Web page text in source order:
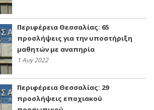
Περιφέρεια Θεσσαλίας: 65
προσλήψεις για την υποστήριξη
μαθητών με αναπηρία
1 Αυγ 2022
Περιφέρεια Θεσσαλίας: 29
προσλήψεις εποχιακού